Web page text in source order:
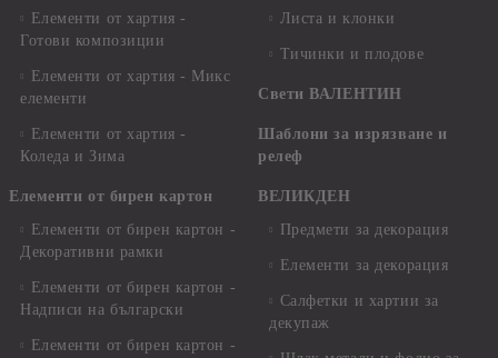
Елементи от хартия -
Готови композиции
Елементи от хартия - Микс
елементи
Елементи от хартия -
Коледа и Зима
Елементи от бирен картон
Елементи от бирен картон -
Декоративни рамки
Елементи от бирен картон -
Надписи на български
Елементи от бирен картон -
Листа и клонки
Тичинки и плодове
Свети ВАЛЕНТИН
Шаблони за изрязване и
релеф
ВЕЛИКДЕН
Предмети за декорация
Елементи за декорация
Салфетки и хартии за
декупаж